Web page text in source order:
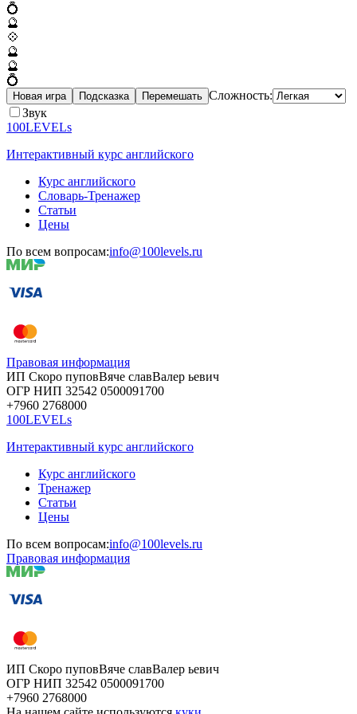
💍
🔮
💠
🔮
🔮
💍
Новая игра Подсказка Перемешать Сложность:
Звук
100LEVELs
Интерактивный курс английского
Курс английского
Словарь-Тренажер
Статьи
Цены
По всем вопросам:info@100levels.ru
Правовая информация
ИП Скоро пуповВяче славВалер ьевич
ОГР НИП 32542 0500091700
+7960 2768000
100LEVELs
Интерактивный курс английского
Курс английского
Тренажер
Статьи
Цены
По всем вопросам:info@100levels.ru
Правовая информация
ИП Скоро пуповВяче славВалер ьевич
ОГР НИП 32542 0500091700
+7960 2768000